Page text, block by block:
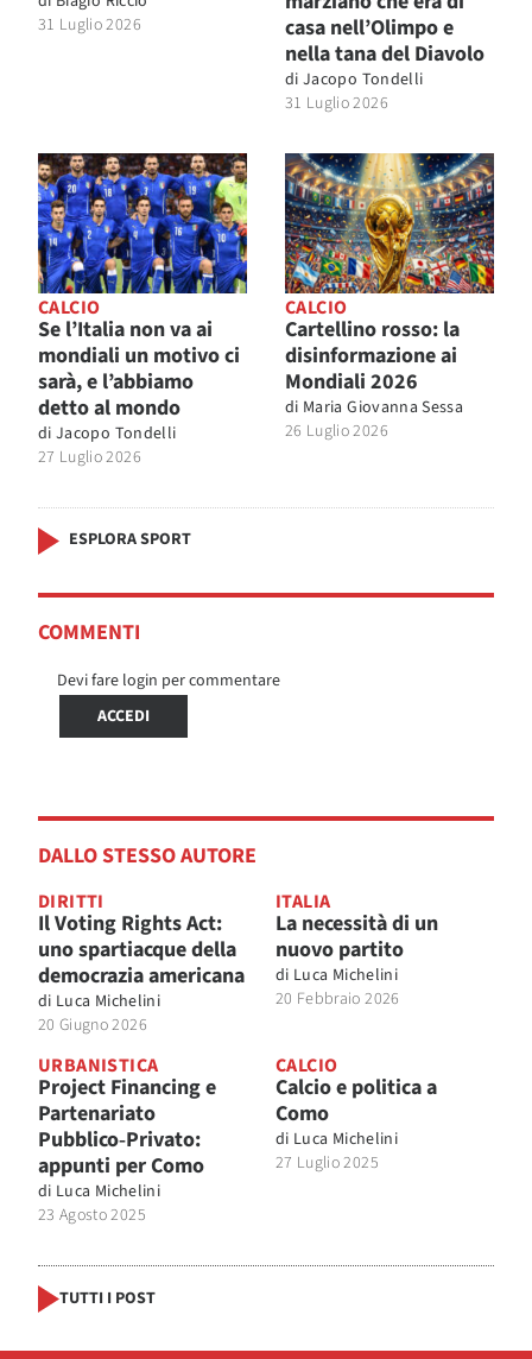
31 Luglio 2026
casa nell’Olimpo e
nella tana del Diavolo
di Jacopo Tondelli
31 Luglio 2026
CALCIO
Se l’Italia non va ai
mondiali un motivo ci
sarà, e l’abbiamo
detto al mondo
di Jacopo Tondelli
27 Luglio 2026
CALCIO
Cartellino rosso: la
disinformazione ai
Mondiali 2026
di Maria Giovanna Sessa
26 Luglio 2026
ESPLORA SPORT
COMMENTI
Devi fare login per commentare
ACCEDI
DALLO STESSO AUTORE
DIRITTI
Il Voting Rights Act:
uno spartiacque della
democrazia americana
di Luca Michelini
20 Giugno 2026
ITALIA
La necessità di un
nuovo partito
di Luca Michelini
20 Febbraio 2026
URBANISTICA
Project Financing e
Partenariato
Pubblico‑Privato:
appunti per Como
di Luca Michelini
23 Agosto 2025
CALCIO
Calcio e politica a
Como
di Luca Michelini
27 Luglio 2025
TUTTI I POST